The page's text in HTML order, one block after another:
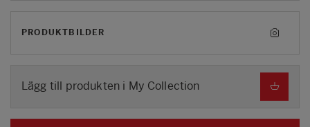
PRODUKTBILDER
Lägg till produkten i My Collection